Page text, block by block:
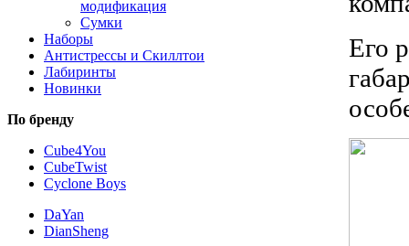
модификация
Сумки
Наборы
Антистрессы и Скиллтои
Лабиринты
Новинки
По бренду
Cube4You
CubeTwist
Cyclone Boys
DaYan
DianSheng
Его